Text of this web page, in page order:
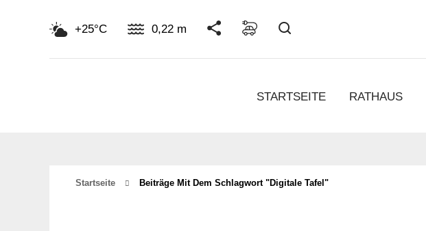
+25°C 0,22 m
STARTSEITE RATHAUS
Startseite Beiträge Mit Dem Schlagwort "digitale Tafel"